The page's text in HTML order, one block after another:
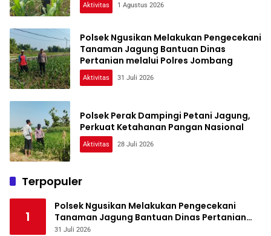
Aktivitas 1 Agustus 2026
Polsek Ngusikan Melakukan Pengecekani
Tanaman Jagung Bantuan Dinas
Pertanian melalui Polres Jombang
Aktivitas 31 Juli 2026
Polsek Perak Dampingi Petani Jagung,
Perkuat Ketahanan Pangan Nasional
Aktivitas 28 Juli 2026
Terpopuler
1
Polsek Ngusikan Melakukan Pengecekani
Tanaman Jagung Bantuan Dinas Pertanian
melalui Polres Jombang
31 Juli 2026